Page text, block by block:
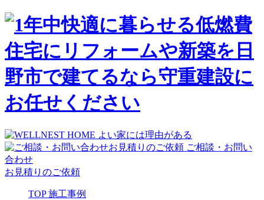
ご相談・お問い
合わせ
お見積りのご依頼
TOP 施工事例